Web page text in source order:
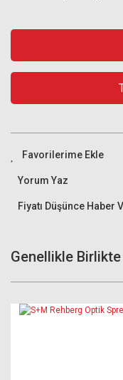
Yorum Yaz
Fiyatı Düşünce Haber
Genellikle Birlikte